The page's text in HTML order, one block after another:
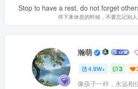
Stop to have a rest, do not forget
停下来休息的时候，不要忘记别
瀚萌
4.9W+ 3
像孩子一样，永远相